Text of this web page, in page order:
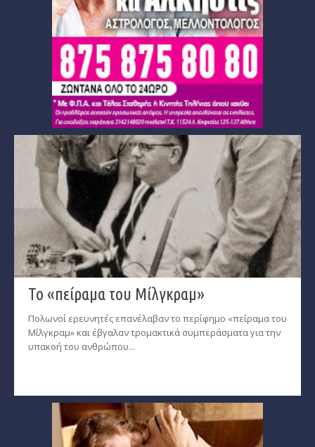
Το «πείραμα του Μίλγκραμ»
Πολωνοί ερευνητές επανέλαβαν το περίφημο «πείραμα του
Μίλγκραμ» και έβγαλαν τρομακτικά συμπεράσματα για την
υπακοή του ανθρώπου...